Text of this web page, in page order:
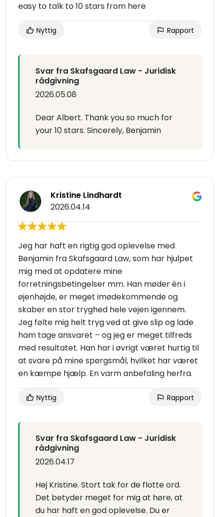
easy to talk to 10 stars from here
Nyttig Rapport
Svar fra Skafsgaard Law - Juridisk
rådgivning
2026.05.08
Dear Albert. Thank you so much for
your 10 stars. Sincerely, Benjamin
Kristine Lindhardt
2026.04.14
Jeg har haft en rigtig god oplevelse med
Benjamin fra Skafsgaard Law, som har hjulpet
mig med at opdatere mine
forretningsbetingelser mm. Han møder én i
øjenhøjde, er meget imødekommende og
skaber en stor tryghed hele vejen igennem.
Jeg følte mig helt tryg ved at give slip og lade
ham tage ansvaret – og jeg er meget tilfreds
med resultatet. Han har i øvrigt været hurtig til
at svare på mine spørgsmål, hvilket har været
en kæmpe hjælp. En varm anbefaling herfra.
Nyttig Rapport
Svar fra Skafsgaard Law - Juridisk
rådgivning
2026.04.17
Hej Kristine. Stort tak for de flotte ord.
Det betyder meget for mig at høre, at
du har haft en god oplevelse. Du er